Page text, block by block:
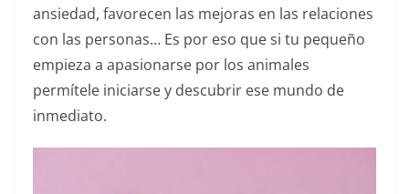
ansiedad, favorecen las mejoras en las relaciones
con las personas… Es por eso que si tu pequeño
empieza a apasionarse por los animales
permítele iniciarse y descubrir ese mundo de
inmediato.